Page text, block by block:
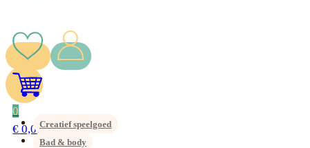
0
€ 0,00Creatief speelgoed
Bad & body